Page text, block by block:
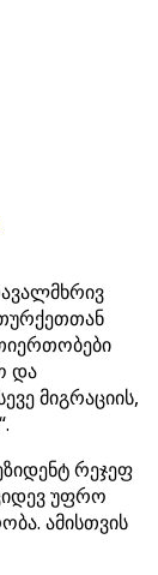
და
მიგრაციის,
რეჯეფ
უფრო
ამისთვის